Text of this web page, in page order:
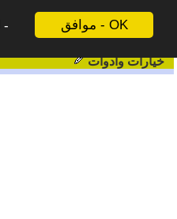
موافق - OK
خيارات وادوات